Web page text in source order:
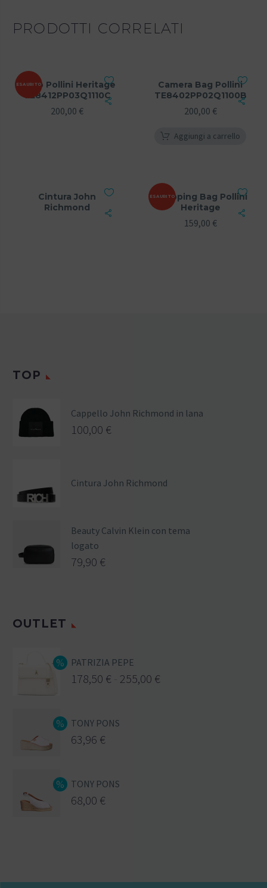
PRODOTTI CORRELATI
ESAURITO
Zaino Pollini Heritage
TE8412PP03Q1110C
200,00 €
Camera Bag Pollini
TE8402PP02Q1100B
200,00 €
Aggiungi a carrello
Cintura John
Richmond
ESAURITO
Shopping Bag Pollini
Heritage
159,00 €
TOP
Cappello John Richmond in lana
100,00 €
Cintura John Richmond
Beauty Calvin Klein con tema
logato
79,90 €
OUTLET
PATRIZIA PEPE
178,50 € 255,00 €
TONY PONS
63,96 €
TONY PONS
68,00 €